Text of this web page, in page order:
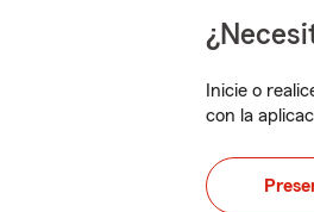
Inicie o
con la